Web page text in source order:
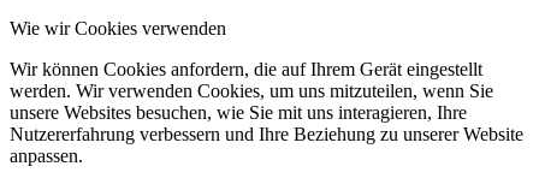
Wie wir Cookies verwenden
Wir können Cookies anfordern, die auf Ihrem Gerät eingestellt
werden. Wir verwenden Cookies, um uns mitzuteilen, wenn Sie
unsere Websites besuchen, wie Sie mit uns interagieren, Ihre
Nutzererfahrung verbessern und Ihre Beziehung zu unserer Website
anpassen.